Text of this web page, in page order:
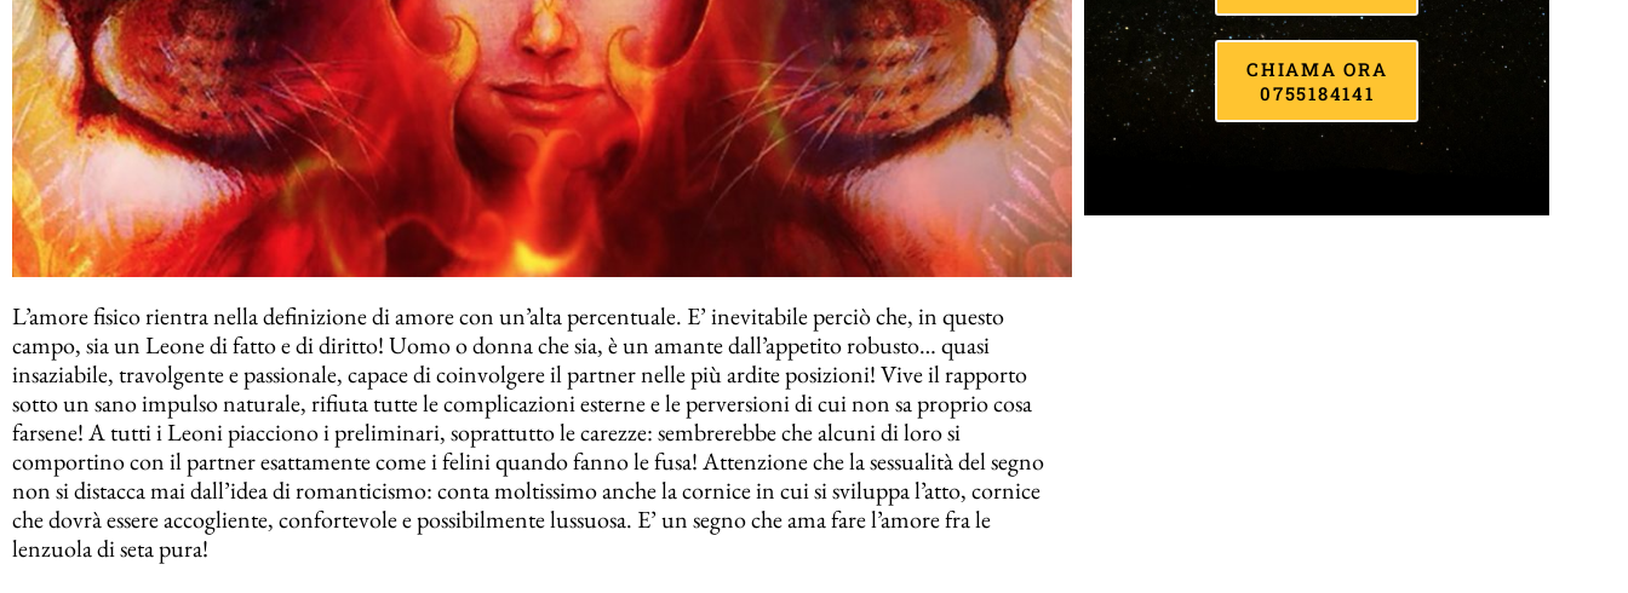
L’amore fisico rientra nella definizione di amore con un’alta percentuale. E’ inevitabile perciò che, in questo
campo, sia un Leone di fatto e di diritto! Uomo o donna che sia, è un amante dall’appetito robusto… quasi
insaziabile, travolgente e passionale, capace di coinvolgere il partner nelle più ardite posizioni! Vive il rapporto
sotto un sano impulso naturale, rifiuta tutte le complicazioni esterne e le perversioni di cui non sa proprio cosa
farsene! A tutti i Leoni piacciono i preliminari, soprattutto le carezze: sembrerebbe che alcuni di loro si
comportino con il partner esattamente come i felini quando fanno le fusa! Attenzione che la sessualità del segno
non si distacca mai dall’idea di romanticismo: conta moltissimo anche la cornice in cui si sviluppa l’atto, cornice
che dovrà essere accogliente, confortevole e possibilmente lussuosa. E’ un segno che ama fare l’amore fra le
lenzuola di seta pura!
CHIAMA ORA
0755184141